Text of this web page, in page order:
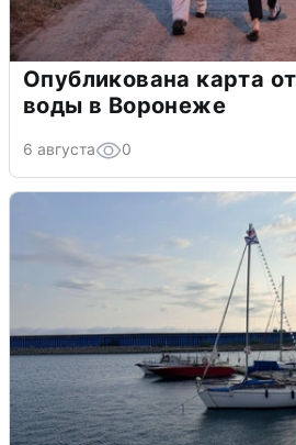
Опубликована карта
воды в Воронеже
6 августа 0